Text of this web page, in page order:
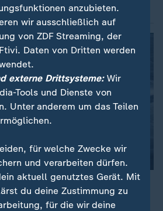
Ticker, Zeitplan
anzubieten.
wir ausschließlich auf
von ZDF Streaming, der
Daten von Dritten werden
externe Drittsysteme:Wir
Tools und Dienste von
Unter anderem um das Teilen
für welche Zwecke wir
und verarbeiten dürfen.
aktuell genutztes Gerät. Mit
du deine Zustimmung zu
für die wir deine